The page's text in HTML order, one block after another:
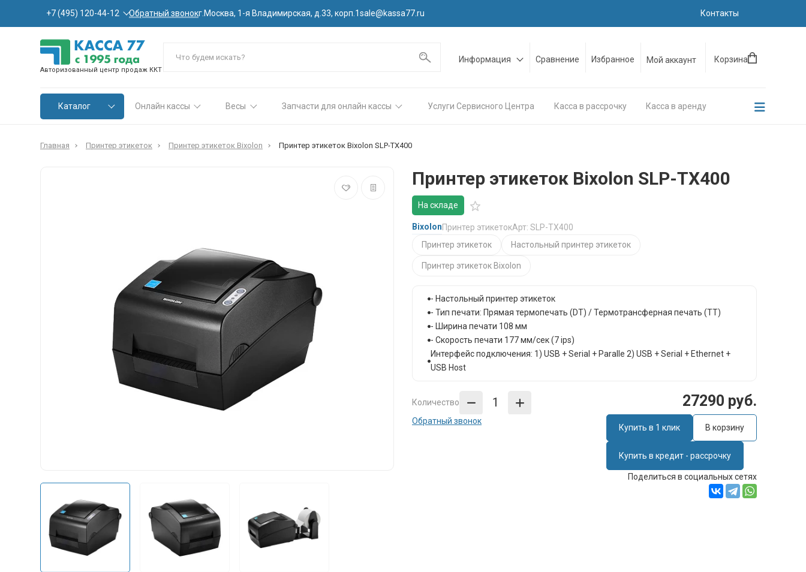
+7 (495) 120-44-12 Обратный звонокг.Москва, 1-я Владимирская, д.33, корп.1sale@kassa77.ru Контакты
Авторизованный центр продаж ККТ
Информация Сравнение Избранное Мой аккаунт Корзина
Каталог Онлайн кассы Весы Запчасти для онлайн кассы Услуги Сервисного Центра Касса в рассрочку Касса в аренду
Главная Принтер этикеток Принтер этикеток Bixolon Принтер этикеток Bixolon SLP-TX400
Принтер этикеток Bixolon SLP-TX400
На складе
BixolonПринтер этикетокАрт: SLP-TX400
Принтер этикеток
Настольный принтер этикеток
Принтер этикеток Bixolon
- Настольный принтер этикеток
- Тип печати: Прямая термопечать (DT) / Термотрансферная печать (TT)
- Ширина печати 108 мм
- Скорость печати 177 мм/сек (7 ips)
Интерфейс подключения: 1) USB + Serial + Paralle 2) USB + Serial + Ethernet +
USB Host
Количество 27290 руб.
Обратный звонок
Купить в 1 клик В корзину
Купить в кредит - рассрочку
Поделиться в социальных сетях